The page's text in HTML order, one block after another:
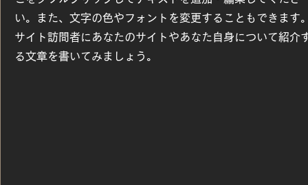
い。また、文字の色やフォントを変更することもできます
サイト訪問者にあなたのサイトやあなた自身について紹介
る文章を書いてみましょう。